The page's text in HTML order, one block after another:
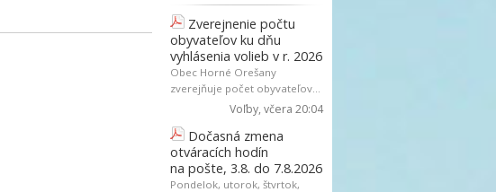
Zverejnenie počtu
obyvateľov ku dňu
vyhlásenia volieb v r. 2026
Obec Horné Orešany
zverejňuje počet obyvateľov...
Voľby, včera 20:04
Dočasná zmena
otváracích hodín
na pošte, 3.8. do 7.8.2026
Pondelok, utorok, štvrtok,